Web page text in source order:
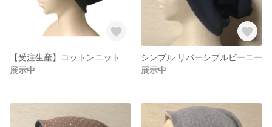
展示中
シンプル リバーシブルビーニー
展示中